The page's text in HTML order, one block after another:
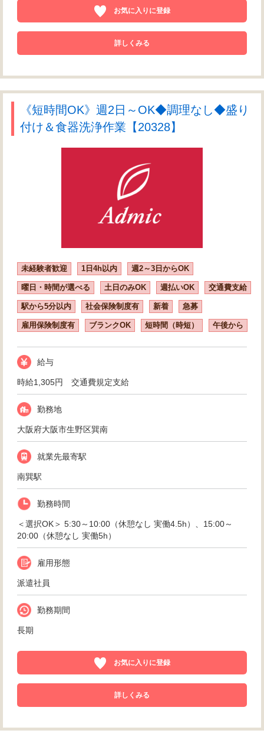
お気に入りに登録
詳しくみる
《短時間OK》週2日～OK◆調理なし◆盛り
付け＆食器洗浄作業【20328】
未経験者歓迎 1日4h以内 週2～3日からOK
曜日・時間が選べる 土日のみOK 週払いOK 交通費支給
駅から5分以内 社会保険制度有 新着 急募
雇用保険制度有 ブランクOK 短時間（時短） 午後から
給与
時給1,305円 交通費規定支給
勤務地
大阪府大阪市生野区巽南
就業先最寄駅
南巽駅
勤務時間
＜選択OK＞ 5:30～10:00（休憩なし 実働4.5h）、15:00～
20:00（休憩なし 実働5h）
雇用形態
派遣社員
勤務期間
長期
お気に入りに登録
詳しくみる